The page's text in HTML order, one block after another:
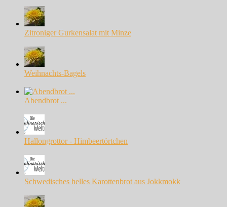
Zitroniger Gurkensalat mit Minze
Weihnachts-Bagels
Abendbrot ...
Hallongrottor - Himbeertörtchen
Schwedisches helles Karottenbrot aus Jokkmokk